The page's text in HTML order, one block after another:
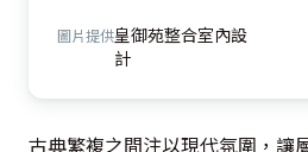
圖片提供皇御苑整合室內設
計
古典繁複之間注以現代氛圍，讓